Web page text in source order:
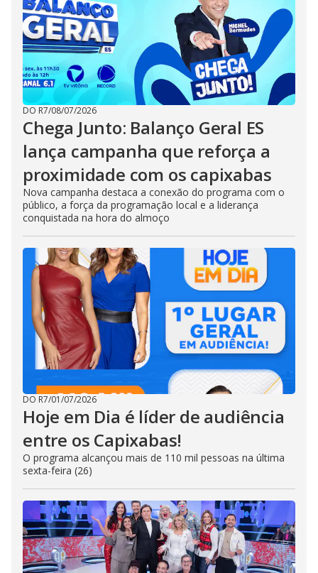
DO R7/08/07/2026
Chega Junto: Balanço Geral ES
lança campanha que reforça a
proximidade com os capixabas
Nova campanha destaca a conexão do programa com o
público, a força da programação local e a liderança
conquistada na hora do almoço
DO R7/01/07/2026
Hoje em Dia é líder de audiência
entre os Capixabas!
O programa alcançou mais de 110 mil pessoas na última
sexta-feira (26)